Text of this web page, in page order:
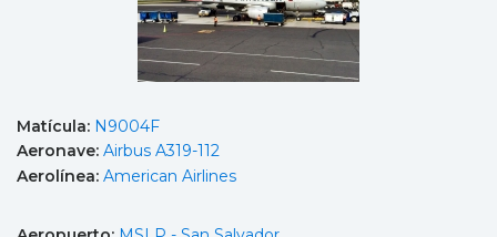
Matícula: N9004F
Aeronave: Airbus A319-112
Aerolínea: American Airlines